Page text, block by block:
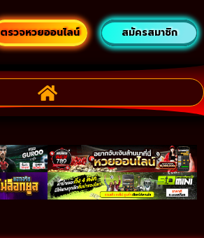
ตรวจหวยออนไลน์ สมัครสมาชิก